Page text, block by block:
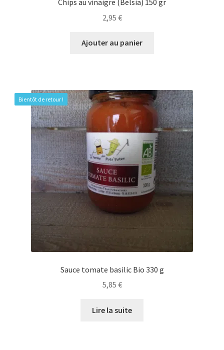
2,95 €
Ajouter au panier
Bientôt de retour !
Sauce tomate basilic Bio 330 g
5,85 €
Lire la suite